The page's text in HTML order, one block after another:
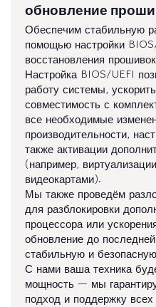
обновление
Обеспечим стабильную
помощью настройки
восстановления
Настройка BIOS/UEFI
работу системы,
совместимость с
все необходимые
производительности,
также активации
(например,
видеокартами).
Мы также проведём
для разблокировки
процессора или
обновление до
стабильную и
С нами ваша техника
мощность — мы
подход и поддержку